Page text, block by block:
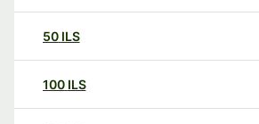
50 ILS
100 ILS